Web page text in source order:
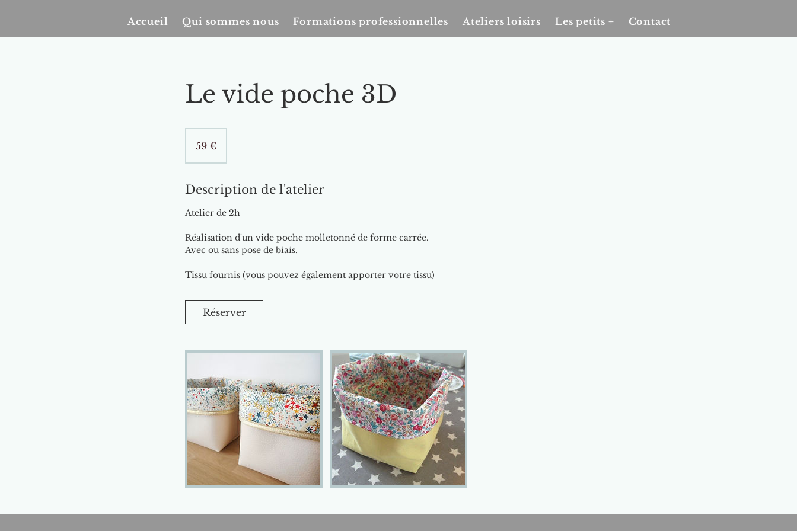
Accueil Qui sommes nous Formations professionnelles Ateliers loisirs Les petits + Contact
Le vide poche 3D
59 €
Description de l'atelier
Atelier de 2h
Réalisation d'un vide poche molletonné de forme carrée.
Avec ou sans pose de biais.
Tissu fournis (vous pouvez également apporter votre tissu)
Réserver